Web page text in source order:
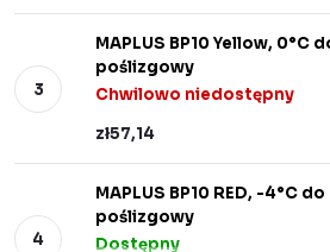
MAPLUS BP10 Yellow, 0°C
poślizgowy
Chwilowo niedostępny
zł57,14
MAPLUS BP10 RED, -4°C
poślizgowy
Dostępny